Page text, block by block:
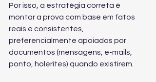
Por isso, a estratégia correta é
montar a prova com base em fatos
reais e consistentes,
preferencialmente apoiados por
documentos (mensagens, e-mails,
ponto, holerites) quando existirem.